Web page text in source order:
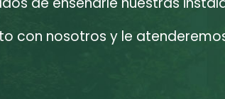
con nosotros y le